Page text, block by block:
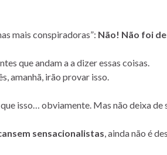
mais conspiradoras”: Não! Não foi
que andam a a dizer essas coisas.
amanhã, irão provar isso.
isso… obviamente. Mas não deixa
sensacionalistas, ainda não é